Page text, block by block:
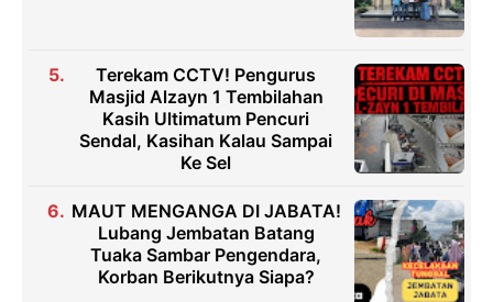
Terekam CCTV! Pengurus
Masjid Alzayn 1 Tembilahan
Kasih Ultimatum Pencuri
Sendal, Kasihan Kalau Sampai
Ke Sel
MAUT MENGANGA DI JABATA!
Lubang Jembatan Batang
Tuaka Sambar Pengendara,
Korban Berikutnya Siapa?